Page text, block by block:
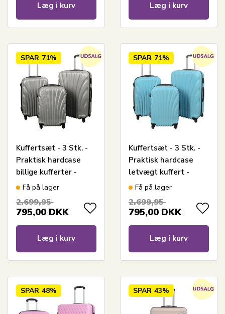
Læg i kurv Læg i kurv
SPAR 71%
Kuffertsæt - 3 Stk. -
Praktisk hardcase
billige kufferter -
Musling grå
Få på lager
2.699,95
795,00 DKK
Læg i kurv
SPAR 71%
Kuffertsæt - 3 Stk. -
Praktisk hardcase
letvægt kuffert -
Musling lyseblå
Få på lager
2.699,95
795,00 DKK
Læg i kurv
SPAR 48% SPAR 43%